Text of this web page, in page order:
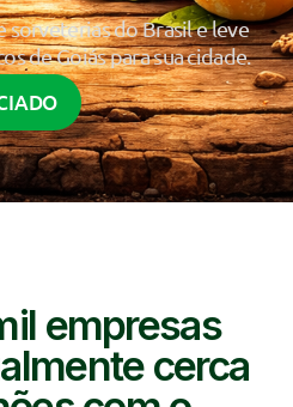
sorveterias do Brasil e leve
de Goiás para sua cidade.
empresas
cerca